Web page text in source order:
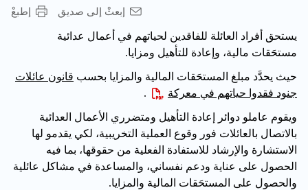
إطبعْ إبعثْ إلى صديق
يستحق أفراد العائلة للفاقدين لحياتهم في أعمال عدائية
مستحَقات مالية، وإعادة للتأهيل ومزايا.
حيث يحدَّد مبلغ المستحَقات المالية والمزايا بحسبقانون عائلات
جنود فقدوا حياتهم في معركة
.
ويقوم عاملو دوائر إعادة التأهيل ومتضرري الأعمال العدائية
بالاتصال بالعائلات فور وقوع العملية التخريبية، لكي يقدمو لها
الاستشارة والإرشاد للاستفادة الفعلية من حقوقها، بما فيه
الحصول على عناية ودعم نفساني، والمساعدة في مشاكل عائلية
والحصول على المستحَقات المالية والمزايا.